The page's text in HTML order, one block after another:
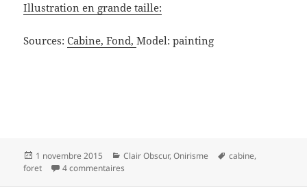
Illustration en grande taille:
Sources:Cabine,Fond,Model: painting
Publié
le
1 novembre 2015 Catégories
Clair Obscur,Onirisme
Mots-
cabine,
foret
4 commentaires